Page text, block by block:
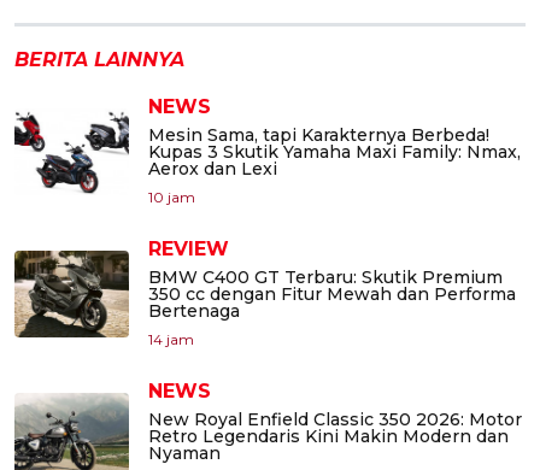
BERITA LAINNYA
NEWS
Mesin Sama, tapi Karakternya Berbeda!
Kupas 3 Skutik Yamaha Maxi Family: Nmax,
Aerox dan Lexi
10 jam
REVIEW
BMW C400 GT Terbaru: Skutik Premium
350 cc dengan Fitur Mewah dan Performa
Bertenaga
14 jam
NEWS
New Royal Enfield Classic 350 2026: Motor
Retro Legendaris Kini Makin Modern dan
Nyaman